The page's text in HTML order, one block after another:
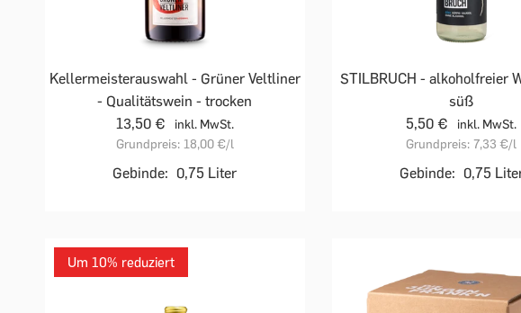
Kellermeisterauswahl - Grüner Veltliner
- Qualitätswein - trocken
13,50 €
inkl. MwSt.
Grundpreis: 18,00 €/l
Gebinde: 0,75 Liter
STILBRUCH - alkoholfreier
süß
5,50 €
inkl. MwSt.
Grundpreis: 7,33 €/l
Gebinde: 0,75
Um 10% reduziert